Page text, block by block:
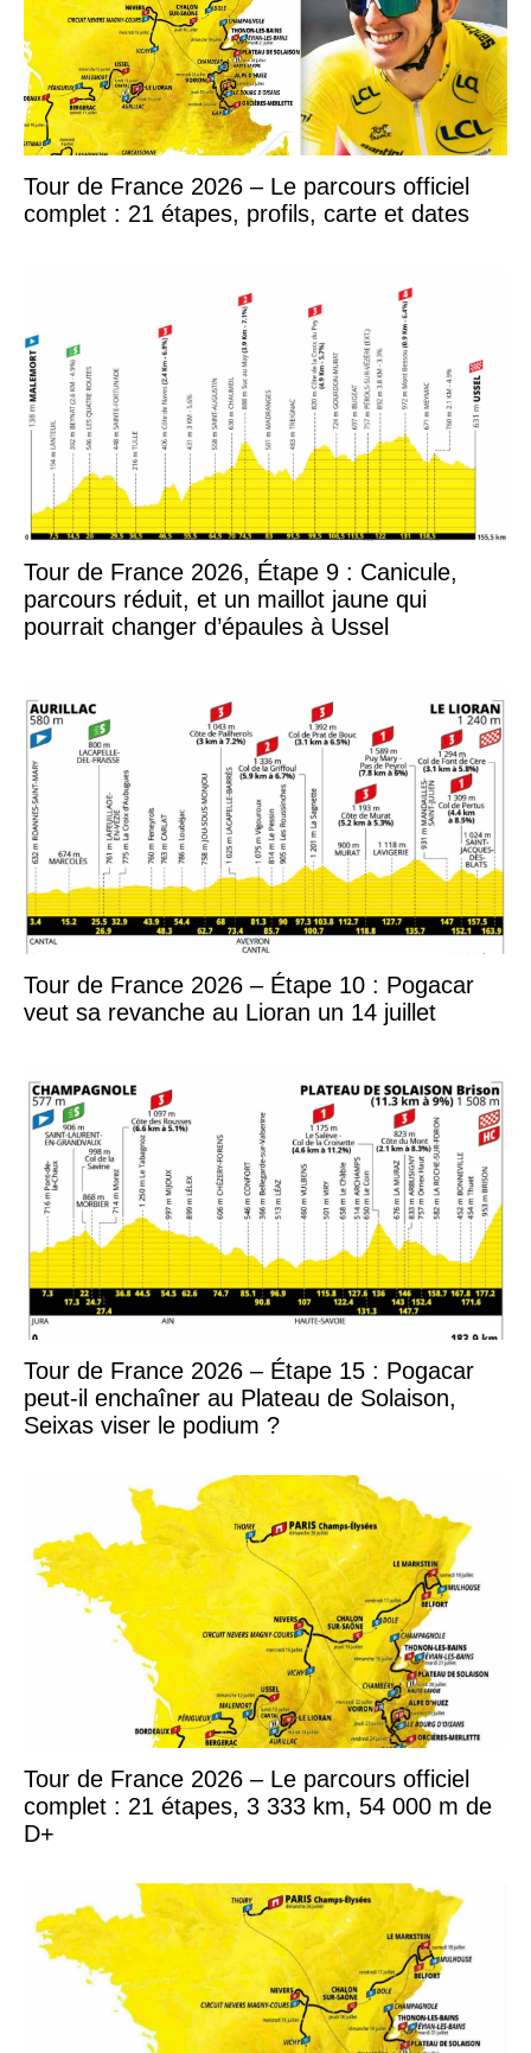
Tour de France 2026 – Le parcours officiel
complet : 21 étapes, profils, carte et dates
Tour de France 2026, Étape 9 : Canicule,
parcours réduit, et un maillot jaune qui
pourrait changer d’épaules à Ussel
Tour de France 2026 – Étape 10 : Pogacar
veut sa revanche au Lioran un 14 juillet
Tour de France 2026 – Étape 15 : Pogacar
peut-il enchaîner au Plateau de Solaison,
Seixas viser le podium ?
Tour de France 2026 – Le parcours officiel
complet : 21 étapes, 3 333 km, 54 000 m de
D+